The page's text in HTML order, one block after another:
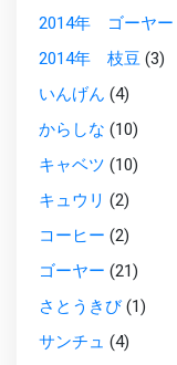
2014年 ゴーヤー
2014年 枝豆 (3)
いんげん (4)
からしな (10)
キャベツ (10)
キュウリ (2)
コーヒー (2)
ゴーヤー (21)
さとうきび(1)
サンチュ (4)